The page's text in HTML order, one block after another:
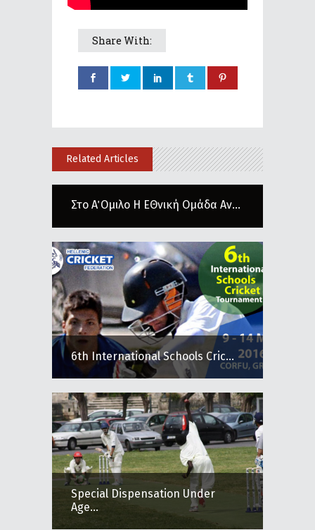
Share With:
Related Articles
Στο Α΄ Ομιλο Η ΕΘνική Ομάδα Αν...
6th International Schools Cric...
Special Dispensation Under
Age...